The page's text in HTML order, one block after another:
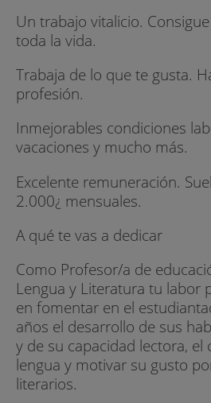
Un trabajo vitalicio.
toda la vida.
Trabaja de lo que te gusta.
profesión.
Inmejorables condiciones
vacaciones y mucho más.
Excelente remuneración.
2.000¿ mensuales.
A qué te vas a dedicar
Como Profesor/a de
Lengua y Literatura tu labor
en fomentar en el
años el desarrollo de sus
y de su capacidad lectora,
lengua y motivar su gusto
literarios.